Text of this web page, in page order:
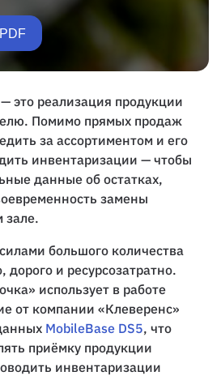
это реализация продукции
Помимо прямых продаж
за ассортиментом и его
инвентаризации — чтобы
данные об остатках,
замены
зале.
большого количества
дорого и ресурсозатратно.
использует в работе
от компании «Клеверенс»
MobileBase DS5, что
приёмку продукции
инвентаризации